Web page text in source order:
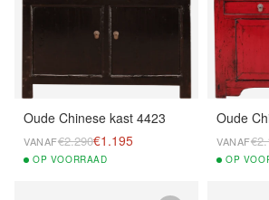
Oude Chinese kast 4423
VANAF€2.290€1.195
OP VOORRAAD
Oude
VANAF
OP